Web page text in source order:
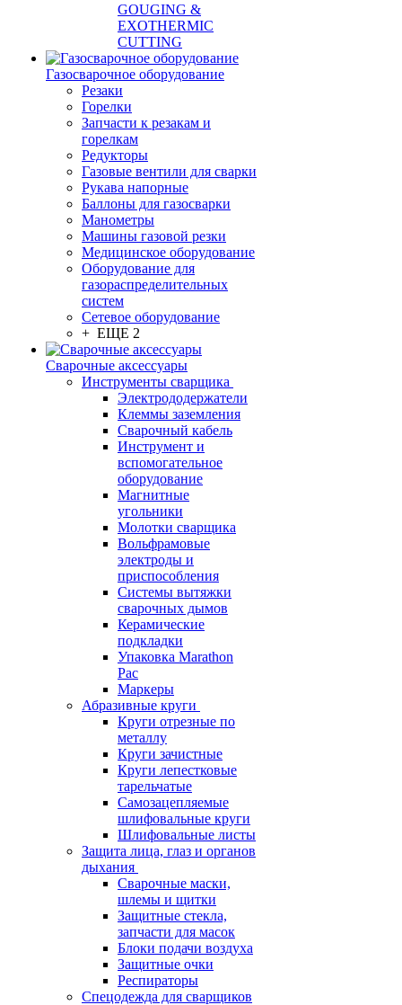
GOUGING &
EXOTHERMIC
CUTTING
Газосварочное оборудование
Резаки
Горелки
Запчасти к резакам и
горелкам
Редукторы
Газовые вентили для сварки
Рукава напорные
Баллоны для газосварки
Манометры
Машины газовой резки
Медицинское оборудование
Оборудование для
газораспределительных
систем
Сетевое оборудование
+ ЕЩЕ 2
Сварочные аксессуары
Инструменты сварщика
Электрододержатели
Клеммы заземления
Сварочный кабель
Инструмент и
вспомогательное
оборудование
Магнитные
угольники
Молотки сварщика
Вольфрамовые
электроды и
приспособления
Системы вытяжки
сварочных дымов
Керамические
подкладки
Упаковка Marathon
Pac
Маркеры
Абразивные круги
Круги отрезные по
металлу
Круги зачистные
Круги лепестковые
тарельчатые
Самозацепляемые
шлифовальные круги
Шлифовальные листы
Защита лица, глаз и органов
дыхания
Сварочные маски,
шлемы и щитки
Защитные стекла,
запчасти для масок
Блоки подачи воздуха
Защитные очки
Респираторы
Спецодежда для сварщиков